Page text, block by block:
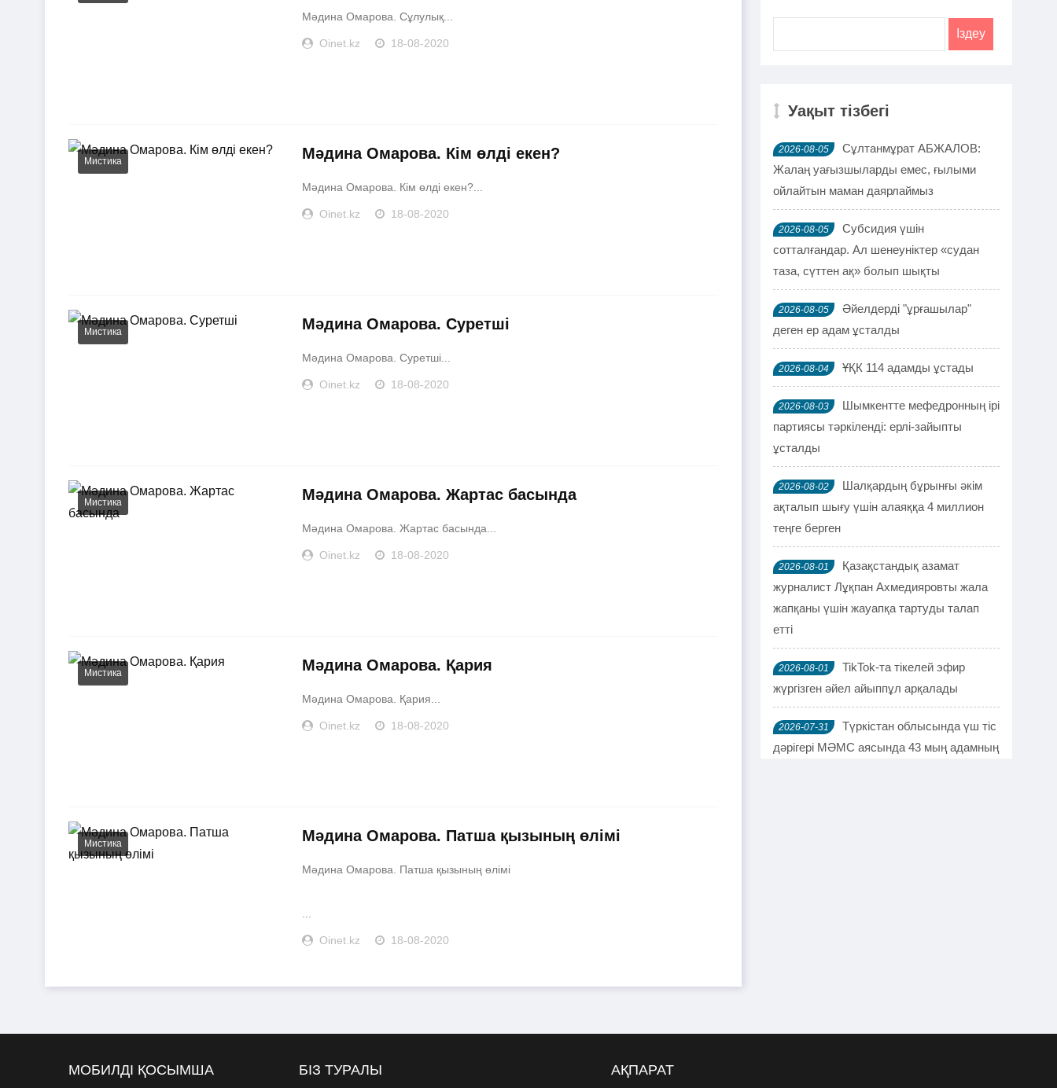
Мәдина Омарова. Сұлулық...
Oinet.kz 18-08-2020
Мистика Мәдина Омарова. Кім өлді екен?
Мәдина Омарова. Кім өлді екен?...
Oinet.kz 18-08-2020
Мистика Мәдина Омарова. Суретші
Мәдина Омарова. Суретші...
Oinet.kz 18-08-2020
Мистика Мәдина Омарова. Жартас басында
Мәдина Омарова. Жартас басында...
Oinet.kz 18-08-2020
Мистика Мәдина Омарова. Қария
Мәдина Омарова. Қария...
Oinet.kz 18-08-2020
Мистика Мәдина Омарова. Патша қызының өлімі
Мәдина Омарова. Патша қызының өлімі
Oinet.kz 18-08-2020
Уақыт тізбегі
2026-08-05
Сұлтанмұрат АБЖАЛОВ:
Жалаң уағызшыларды емес, ғылыми
ойлайтын маман даярлаймыз
2026-08-05
Субсидия үшін
сотталғандар. Ал шенеуніктер «судан
таза, сүттен ақ» болып шықты
2026-08-05
Әйелдерді "ұрғашылар"
деген ер адам ұсталды
2026-08-04 ҰҚК 114 адамды ұстады
2026-08-03
Шымкентте мефедронның ірі
партиясы тәркіленді: ерлі-зайыпты
ұсталды
2026-08-02
Шалқардың бұрынғы әкім
ақталып шығу үшін алаяққа 4 миллион
теңге берген
2026-08-01
Қазақстандық азамат
журналист Лұқпан Ахмедияровты жала
жапқаны үшін жауапқа тартуды талап
етті
2026-08-01
TikTok-та тікелей эфир
жүргізген әйел айыппұл арқалады
2026-07-31
Түркістан облысында үш тіс
дәрігері МӘМС аясында 43 мың адамның
МОБИЛДІ ҚОСЫМША БІЗ ТУРАЛЫ АҚПАРАТ